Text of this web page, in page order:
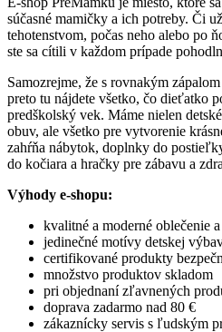
súčasné mamičky a ich potreby. Či
tehotenstvom, počas neho alebo po
ste sa cítili v každom prípade
Samozrejme, že s rovnakým
preto tu nájdete všetko, čo dieťatko
predškolský vek. Máme nielen
obuv, ale všetko pre vytvorenie
zahŕňa nábytok, doplnky do
do kočiara a hračky pre zábavu a
Výhody e-shopu:
kvalitné a moderné oblečenie
jedinečné motívy detskej
certifikované produkty
množstvo produktov skladom
pri objednaní zľavnených
doprava zadarmo nad 80 €
zákaznícky servis s ľudským